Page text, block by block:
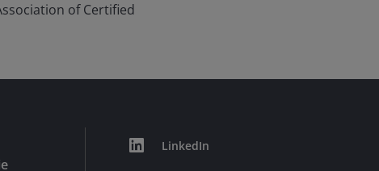
of Certified
LinkedIn